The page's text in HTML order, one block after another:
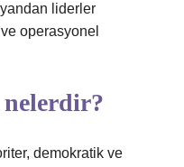
liderler
operasyonel
demokratik ve